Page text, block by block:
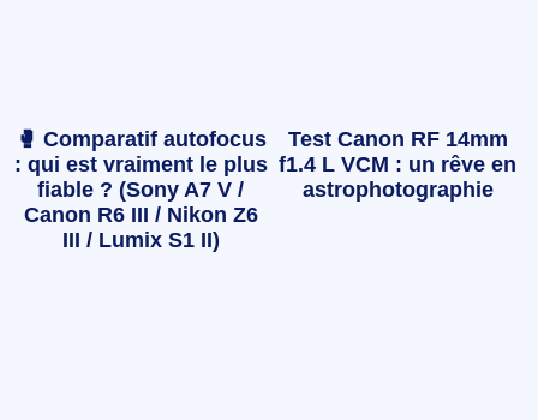
🥊 Comparatif autofocus
: qui est vraiment le plus
fiable ? (Sony A7 V /
Canon R6 III / Nikon Z6
III / Lumix S1 II)
Test Canon RF 14mm
f1.4 L VCM : un rêve en
astrophotographie